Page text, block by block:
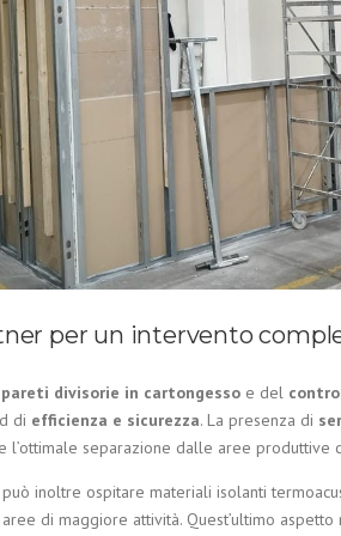
per un intervento
pareti divisorie in cartongesso e del
di efficienza e sicurezza. La presenza di
l’ottimale separazione dalle aree produttive
inoltre ospitare materiali isolanti
di maggiore attività. Quest’ultimo